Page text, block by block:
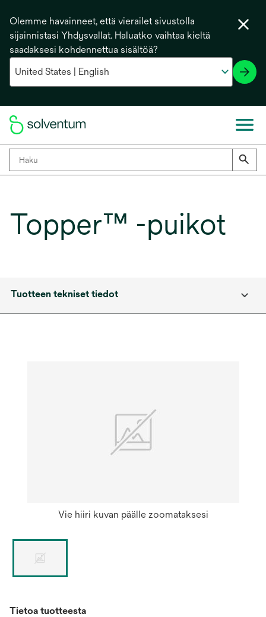
Olemme havainneet, että vierailet sivustolla
sijainnistasi Yhdysvallat. Haluatko vaihtaa kieltä
saadaksesi kohdennettua sisältöä?
Topper™ -puikot
Tuotteen tekniset tiedot
Vie hiiri kuvan päälle zoomataksesi
Tietoa tuotteesta